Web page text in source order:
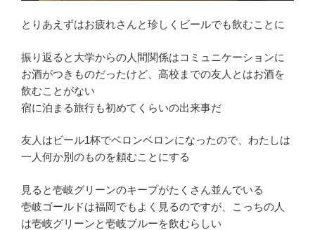
とりあえずはお疲れさんと珍しくビールでも飲むことに
振り返ると大学からの人間関係はコミュニケーションに
お酒がつきものだったけど、高校までの友人とはお酒を
飲むことがない
宿に泊まる旅行も初めてくらいの出来事だ
友人はビール1杯でベロンベロンになったので、わたしは
一人何か別のものを頼むことにする
見ると壱岐グリーンのキープがたくさん並んでいる
壱岐ゴールドは福岡でもよく見るのですが、こっちの人
は壱岐グリーンと壱岐ブルーを飲むらしい